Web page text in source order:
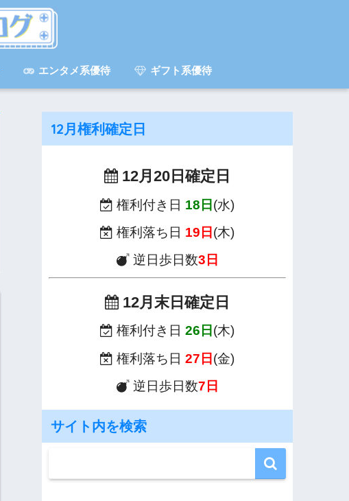
エンタメ系優待 ギフト系優待
12月権利確定日
12月20日確定日
権利付き日 18日 (水)
権利落ち日 19日 (木)
逆日歩日数3日
12月末日確定日
権利付き日26日 (木)
権利落ち日27日 (金)
逆日歩日数7日
サイト内を検索